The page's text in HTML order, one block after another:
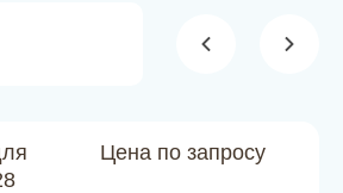
Цена по запросу